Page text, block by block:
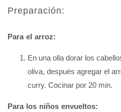
Preparación:
Para el arroz:
En una olla dorar los
oliva, después agregar el
curry. Cocinar por 20 min.
Para los niños envueltos: